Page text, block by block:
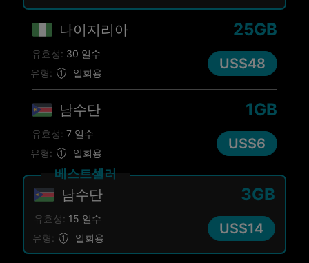
나이지리아
유형: 일회용
25GB
유효성: 30 일수
US$48
남수단
유형: 일회용
1GB
유효성: 7 일수
US$6
남수단
유형: 일회용
3GB
유효성: 15 일수
US$14
베스트셀러